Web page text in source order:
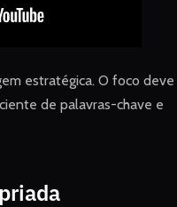
estratégica. O foco deve
de palavras-chave e